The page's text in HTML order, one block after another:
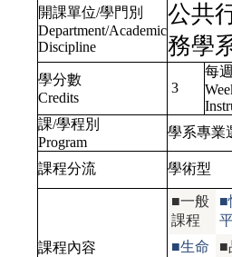
開課單位/學門別
Department/Academic
Discipline
公共
務學
學分數
Credits
3
每
課/學程別
Program
學系專業
課程分流 學術型
課程內容
■一般
課程
■
■生命
■